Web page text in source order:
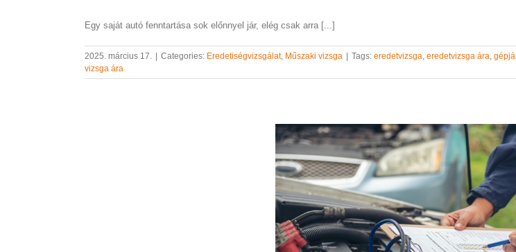
Egy saját autó fenntartása sok előnnyel jár, elég csak arra [...]
2025. március 17. Categories: Eredetiségvizsgálat, Műszaki vizsga Tags: eredetvizsga, eredetvizsga ára,
vizsga ára